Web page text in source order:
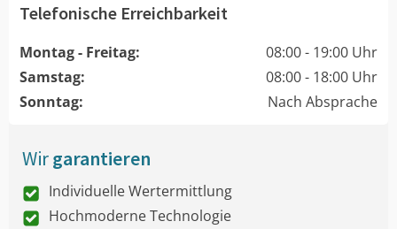
Telefonische Erreichbarkeit
Montag - Freitag:
08:00 - 19:00 Uhr
Samstag:
08:00 - 18:00 Uhr
Sonntag:
Nach Absprache
Wirgarantieren
Individuelle Wertermittlung
Hochmoderne Technologie